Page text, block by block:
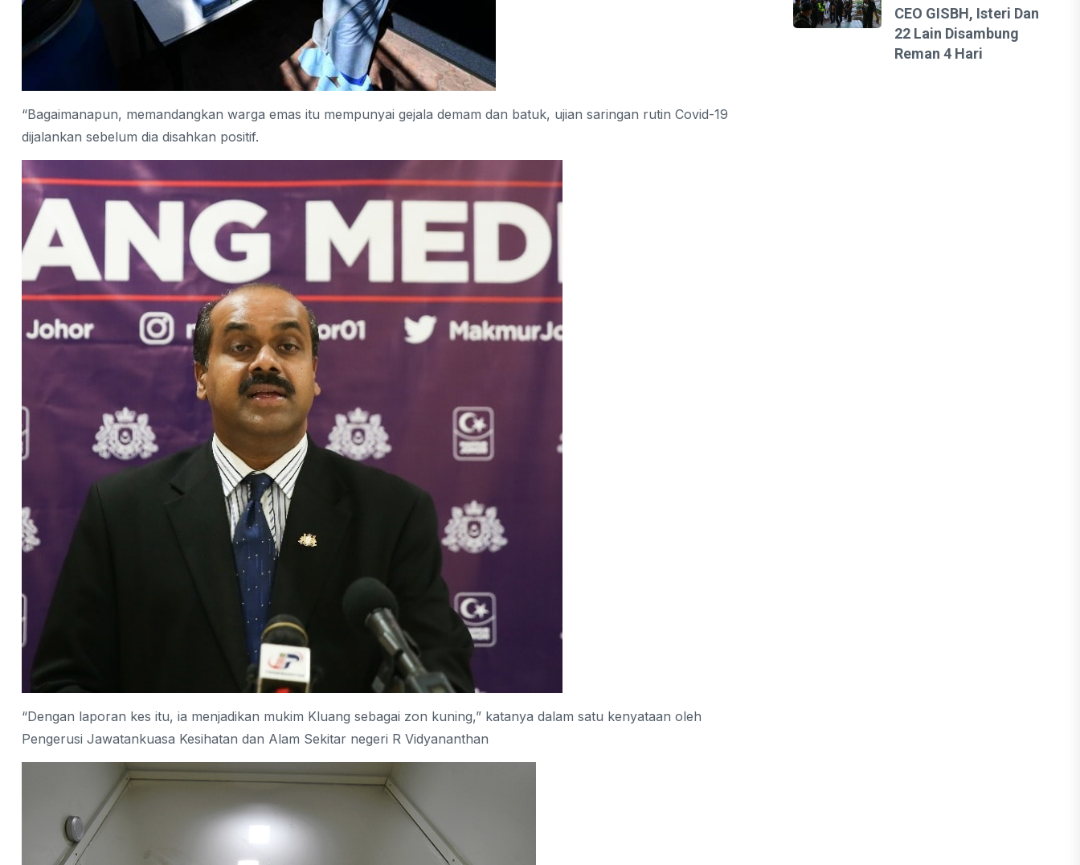
“Bagaimanapun, memandangkan warga emas itu mempunyai gejala demam dan batuk, ujian saringan rutin Covid-19
dijalankan sebelum dia disahkan positif.
“Dengan laporan kes itu, ia menjadikan mukim Kluang sebagai zon kuning,” katanya dalam satu kenyataan oleh
Pengerusi Jawatankuasa Kesihatan dan Alam Sekitar negeri R Vidyananthan
CEO GISBH, Isteri Dan
22 Lain Disambung
Reman 4 Hari